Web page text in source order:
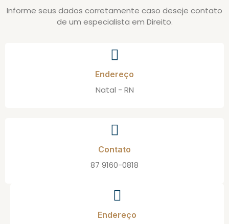
Informe seus dados corretamente caso deseje contato
de um especialista em Direito.
Endereço
Natal - RN
Contato
87 9160-0818
Endereço